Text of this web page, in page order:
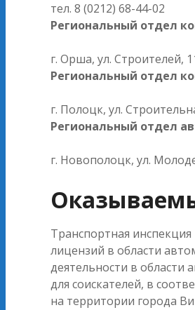
тел. 8 (0212) 68-44-02
Региональный отдел
г. Орша, ул. Строителей,
Региональный отдел
г. Полоцк, ул.
Региональный отдел
г. Новополоцк, ул.
Транспортная
лицензий в области
деятельности в области
для соискателей, в
на территории города